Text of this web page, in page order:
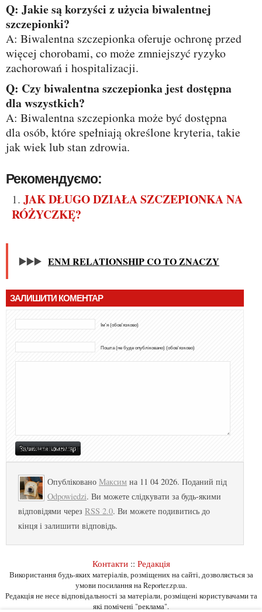
Q: Jakie są korzyści z użycia biwalentnej
szczepionki?
A: Biwalentna szczepionka oferuje ochronę przed
więcej chorobami, co może zmniejszyć ryzyko
zachorowań i hospitalizacji.
Q: Czy biwalentna szczepionka jest dostępna
dla wszystkich?
A: Biwalentna szczepionka może być dostępna
dla osób, które spełniają określone kryteria, takie
jak wiek lub stan zdrowia.
Рекомендуємо:
JAK DŁUGO DZIAŁA SZCZEPIONKA NA
RÓŻYCZKĘ?
▶️▶️▶️ ENM RELATIONSHIP CO TO ZNACZY
ЗАЛИШИТИ КОМЕНТАР
Ім'я (обов'язково)
Пошта (не буде опубліковано) (обов'язково)
Опубліковано Максим на 11 04 2026. Поданий під
Odpowiedzi. Ви можете слідкувати за будь-якими
відповідями через RSS 2.0. Ви можете подивитись до
кінця і залишити відповідь.
Контакти:: Редакція
Використання будь-яких матеріалів, розміщених на сайті, дозволяється за
умови посилання на Reporter.zp.ua.
Редакція не несе відповідальності за матеріали, розміщені користувачами та
які помічені "реклама".